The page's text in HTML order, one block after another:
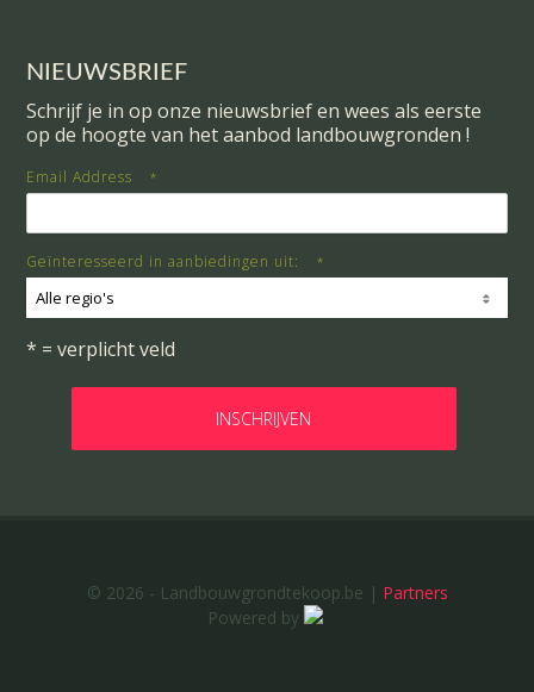
NIEUWSBRIEF
Schrijf je in op onze nieuwsbrief en wees als eerste
op de hoogte van het aanbod landbouwgronden !
Email Address *
Geïnteresseerd in aanbiedingen uit: *
Alle regio's
* = verplicht veld
© 2026 - Landbouwgrondtekoop.be | Partners
Powered by